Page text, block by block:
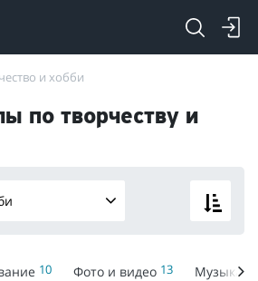
и хобби
по творчеству и
10 Фото и видео 13 Музыка